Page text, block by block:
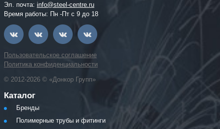
Эл. почта: info@steel-centre.ru
Время работы: Пн -Пт с 9 до 18
Пользовательское соглашение
Политика конфиденциальности
© 2012-2026 © «Донкор Групп»
Каталог
Бренды
Полимерные трубы и фитинги